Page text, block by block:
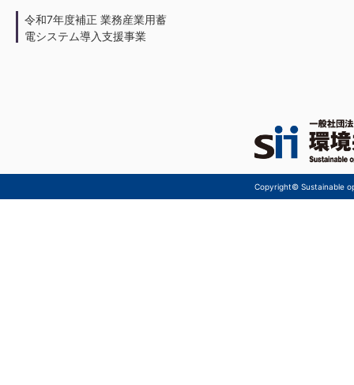
令和7年度補正 業務産業用蓄
電システム導入支援事業
Copyright© Sustainable